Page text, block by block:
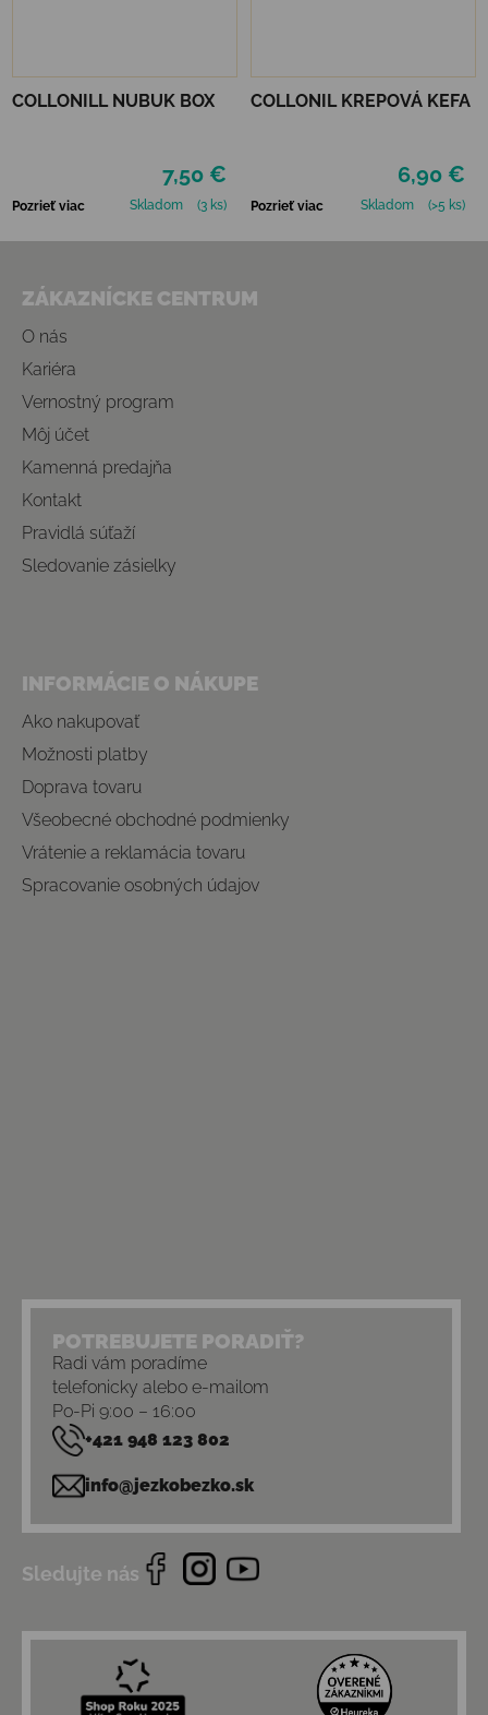
COLLONILL NUBUK BOX
7,50 €
Pozrieť viac Skladom (3 ks)
COLLONIL KREPOVÁ KEFA
6,90 €
Pozrieť viac Skladom (>5 ks)
ZÁKAZNÍCKE CENTRUM
O nás
Kariéra
Vernostný program
Môj účet
Kamenná predajňa
Kontakt
Pravidlá súťaží
Sledovanie zásielky
INFORMÁCIE O NÁKUPE
Ako nakupovať
Možnosti platby
Doprava tovaru
Všeobecné obchodné podmienky
Vrátenie a reklamácia tovaru
Spracovanie osobných údajov
POTREBUJETE PORADIŤ?
Radi vám poradíme
telefonicky alebo e-mailom
Po-Pi 9:00 – 16:00
+421 948 123 802
info@jezkobezko.sk
Sledujte nás